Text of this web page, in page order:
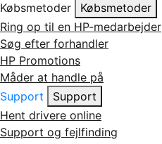
Købsmetoder
Købsmetoder
Ring op til en HP-medarbejder
Søg efter forhandler
HP Promotions
Måder at handle på
Support
Support
Hent drivere online
Support og fejlfinding